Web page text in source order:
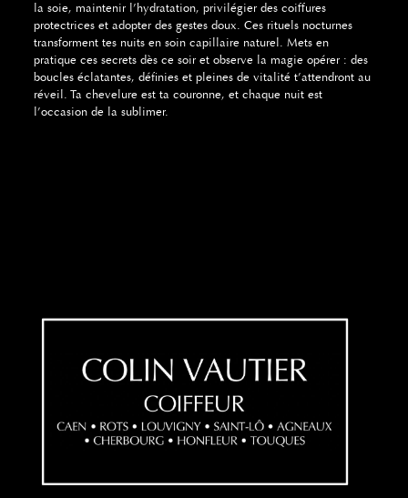
la soie, maintenir l’hydratation, privilégier des coiffures
protectrices et adopter des gestes doux. Ces rituels nocturnes
transforment tes nuits en soin capillaire naturel. Mets en
pratique ces secrets dès ce soir et observe la magie opérer : des
boucles éclatantes, définies et pleines de vitalité t’attendront au
réveil. Ta chevelure est ta couronne, et chaque nuit est
l’occasion de la sublimer.